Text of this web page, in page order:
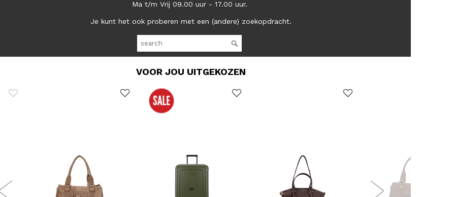
Ma t/m Vrij 09.00 uur - 17.00 uur.
Je kunt het ook proberen met een (andere) zoekopdracht.
VOOR JOU UITGEKOZEN